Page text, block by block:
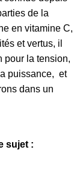
de la
en vitamine C,
et vertus, il
pour la tension,
puissance, et
dans un
sujet :